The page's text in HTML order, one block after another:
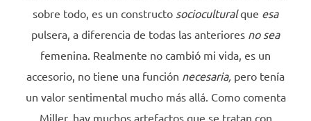
sobre todo, es un constructo socioculturalque esa
pulsera, a diferencia de todas las anteriores no sea
femenina. Realmente no cambió mi vida, es un
accesorio, no tiene una función necesaria, pero tenía
un valor sentimental mucho más allá. Como comenta
Miller, hay muchos artefactos que se tratan con